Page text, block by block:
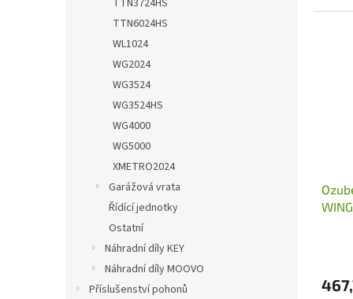
TTN3724HS
TTN6024HS
WL1024
WG2024
WG3524
WG3524HS
WG4000
WG5000
XMETRO2024
Garážová vrata
Řídící jednotky
Ostatní
Náhradní díly KEY
Náhradní díly MOOVO
Příslušenství pohonů